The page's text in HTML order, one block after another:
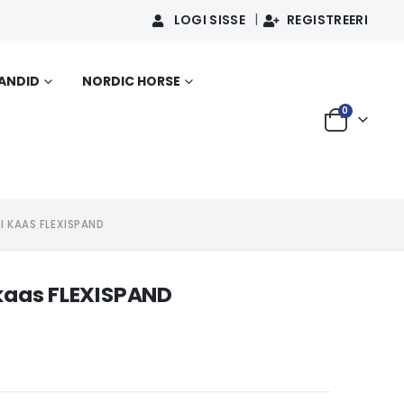
LOGI SISSE REGISTREERI
NORDIC HORSE
0
FLEXISPAND
FLEXISPAND